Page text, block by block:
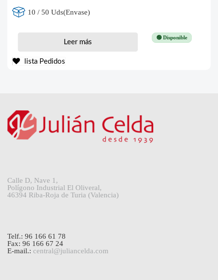
10 / 50 Uds(Envase)
🟢 Disponible
Leer más
lista Pedidos
Calle D, Nave 1,
Polígono Industrial El Oliveral,
46394 Riba-Roja de Turia (Valencia)
Telf.: 96 166 61 78
Fax: 96 166 67 24
E-mail.: central@juliancelda.com